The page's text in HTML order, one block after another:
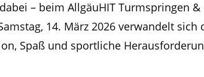
– beim AllgäuHIT Turmspringen
14. März 2026 verwandelt
Spaß und sportliche